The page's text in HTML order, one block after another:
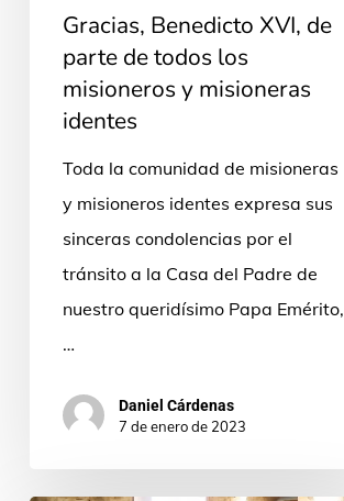
misioneros
misioneras
identes
Gracias, Benedicto XVI, de
parte de todos los
misioneros y misioneras
identes
Toda la comunidad de misioneras
y misioneros identes expresa sus
sinceras condolencias por el
tránsito a la Casa del Padre de
nuestro queridísimo Papa Emérito,
…
Daniel Cárdenas
7 de enero de 2023